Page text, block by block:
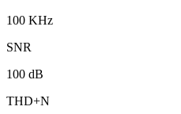
100 KHz
SNR
100 dB
THD+N